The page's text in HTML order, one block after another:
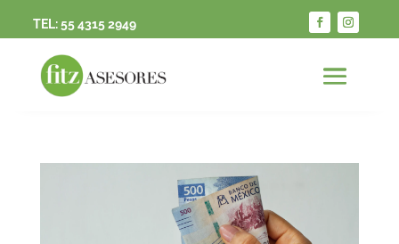
TEL:55 4315 2949